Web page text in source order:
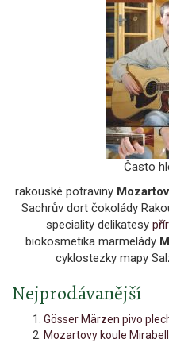
Často
rakouské potraviny
Sachrův dort čokolády
speciality delikatesy
biokosmetika marmelády
cyklostezky mapy
Nejprodávanější
Gösser Märzen pivo
Mozartovy koule